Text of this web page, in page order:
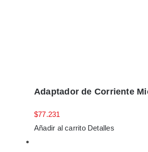
Adaptador de Corriente
$77.231
Añadir al carrito Detalles